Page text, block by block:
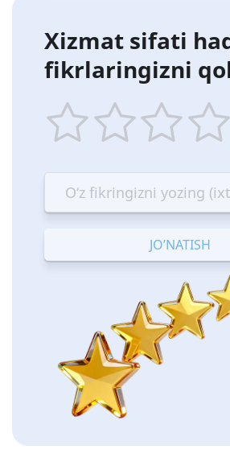
Xizmat sifati
fikrlaringizni
star
Terrible
stars
—
Bad
stars
—
OK
stars
—
Good